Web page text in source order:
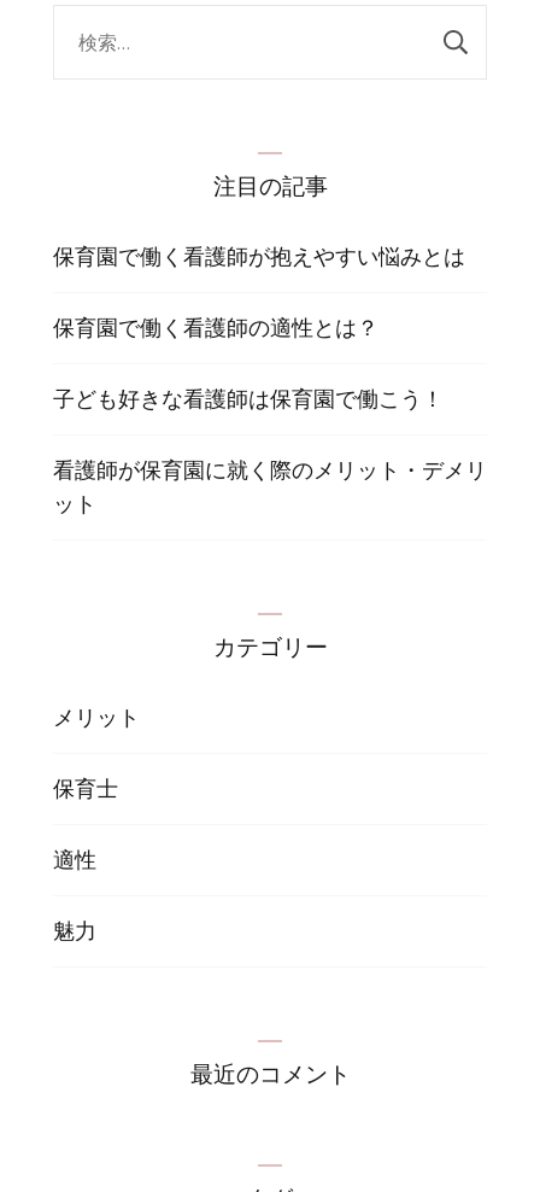
注目の記事
保育園で働く看護師が抱えやすい悩みとは
保育園で働く看護師の適性とは？
子ども好きな看護師は保育園で働こう！
看護師が保育園に就く際のメリット・デメリ
ット
カテゴリー
メリット
保育士
適性
魅力
最近のコメント